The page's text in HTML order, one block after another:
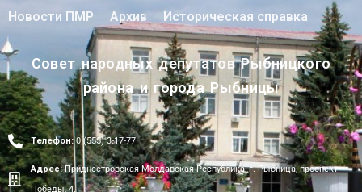
Новости ПМР Архив Историческая справка
Совет народных депутатов Рыбницкого
района и города Рыбницы
Телефон:0 (555) 3-17-77
Адрес:Приднестровская Молдавская Республика, г. Рыбница, проспект
Победы, 4.